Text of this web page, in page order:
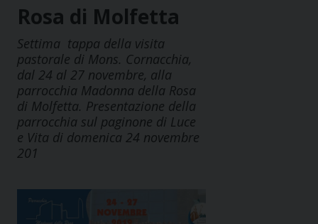
Rosa di Molfetta
Settima tappa della visita
pastorale di Mons. Cornacchia,
dal 24 al 27 novembre, alla
parrocchia Madonna della Rosa
di Molfetta. Presentazione della
parrocchia sul paginone di Luce
e Vita di domenica 24 novembre
201